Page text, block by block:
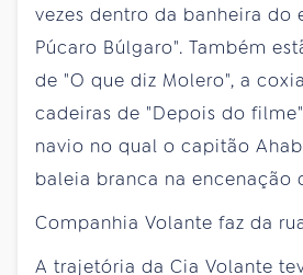
vezes dentro da banheira do
Púcaro Búlgaro". Também
de "O que diz Molero", a
cadeiras de "Depois do
navio no qual o capitão
baleia branca na encenação
Companhia Volante faz da
A trajetória da Cia Volante